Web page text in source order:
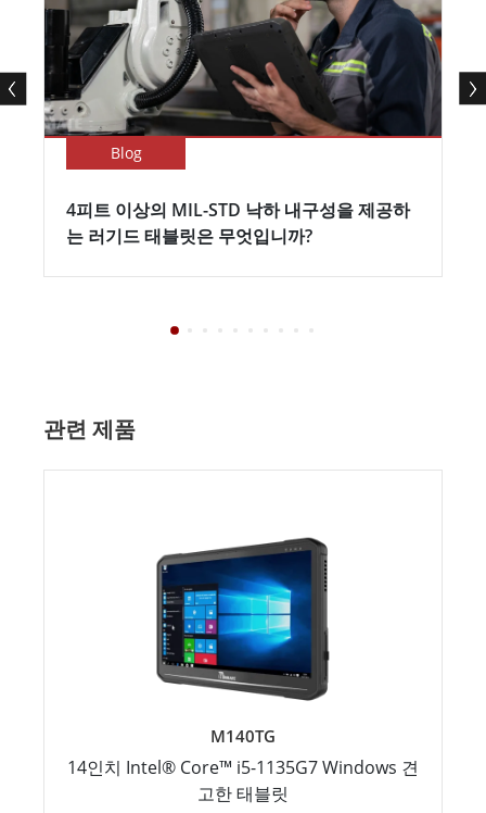
Blog
4피트 이상의 MIL-STD 낙하 내구성을 제공하
는 러기드 태블릿은 무엇입니까?
관련 제품
M140TG
14인치 Intel® Core™ i5-1135G7 Windows 견
고한 태블릿